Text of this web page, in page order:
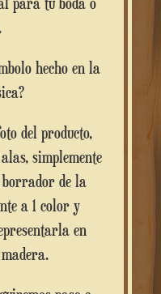
simplemente
borrador de la
a 1 color y
en